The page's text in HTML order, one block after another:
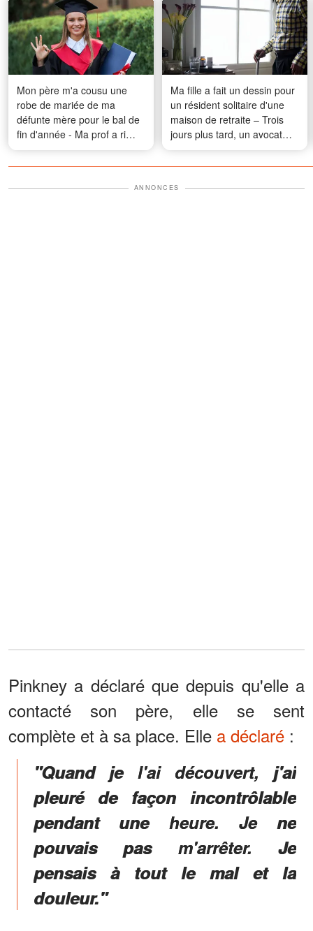
Mon père m'a cousu une
robe de mariée de ma
défunte mère pour le bal de
fin d'année - Ma prof a ri
jusqu'à ce qu'un agent entre
Ma fille a fait un dessin pour
un résident solitaire d'une
maison de retraite – Trois
jours plus tard, un avocat
s'est présenté à notre porte
ANNONCES
Pinkney a déclaré que depuis qu'elle a
contacté son père, elle se sent
complète et à sa place. Elle a déclaré :
"Quand je l'ai découvert, j'ai
pleuré de façon incontrôlable
pendant une heure. Je ne
pouvais pas m'arrêter. Je
pensais à tout le mal et la
douleur."